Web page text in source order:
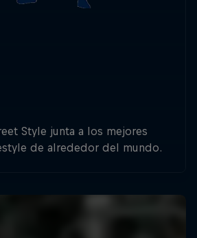
Style junta a los mejores
de alrededor del mundo.